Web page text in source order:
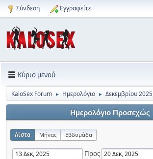
Σύνδεση Εγγραφείτε
Κύριο μενού
KaloSex Forum ► Ημερολόγιο ► Δεκεμβρίου 2025
Ημερολόγιο Προσεχώς
Λίστα Μήνας Εβδομάδα
Προς